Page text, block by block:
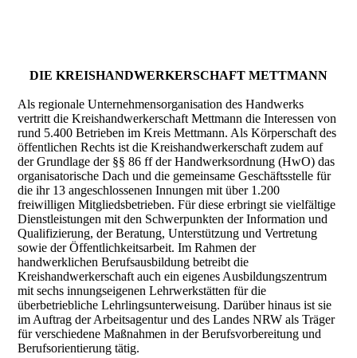
DIE KREISHANDWERKERSCHAFT METTMANN
Als regionale Unternehmensorganisation des Handwerks
vertritt die Kreishandwerkerschaft Mettmann die Interessen von
rund 5.400 Betrieben im Kreis Mettmann. Als Körperschaft des
öffentlichen Rechts ist die Kreishandwerkerschaft zudem auf
der Grundlage der §§ 86 ff der Handwerksordnung (HwO) das
organisatorische Dach und die gemeinsame Geschäftsstelle für
die ihr 13 angeschlossenen Innungen mit über 1.200
freiwilligen Mitgliedsbetrieben. Für diese erbringt sie vielfältige
Dienstleistungen mit den Schwerpunkten der Information und
Qualifizierung, der Beratung, Unterstützung und Vertretung
sowie der Öffentlichkeitsarbeit. Im Rahmen der
handwerklichen Berufsausbildung betreibt die
Kreishandwerkerschaft auch ein eigenes Ausbildungszentrum
mit sechs innungseigenen Lehrwerkstätten für die
überbetriebliche Lehrlingsunterweisung. Darüber hinaus ist sie
im Auftrag der Arbeitsagentur und des Landes NRW als Träger
für verschiedene Maßnahmen in der Berufsvorbereitung und
Berufsorientierung tätig.